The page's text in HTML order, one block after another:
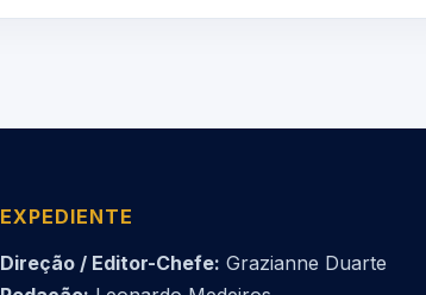
EXPEDIENTE
Direção / Editor-Chefe: Grazianne Duarte